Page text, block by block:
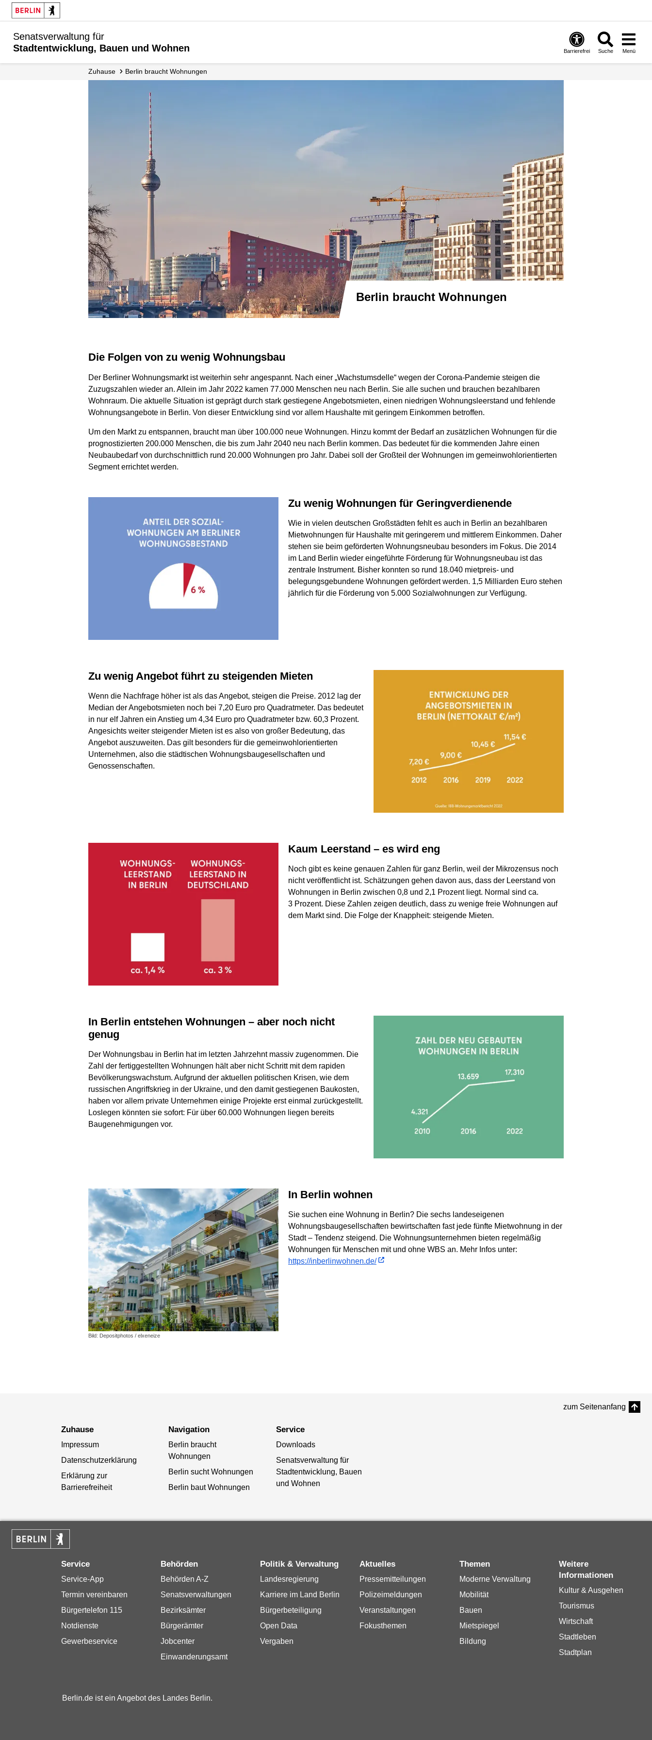
Senatsverwaltung für
Stadtentwicklung, Bauen und Wohnen
Barrierefrei Suche Menü
Zuhause Berlin braucht Wohnungen
Berlin braucht Wohnungen
Die Folgen von zu wenig Wohnungsbau
Der Berliner Wohnungsmarkt ist weiterhin sehr angespannt. Nach einer „Wachstumsdelle“ wegen der Corona-Pandemie steigen die
Zuzugszahlen wieder an. Allein im Jahr 2022 kamen 77.000 Menschen neu nach Berlin. Sie alle suchen und brauchen bezahlbaren
Wohnraum. Die aktuelle Situation ist geprägt durch stark gestiegene Angebotsmieten, einen niedrigen Wohnungsleerstand und fehlende
Wohnungsangebote in Berlin. Von dieser Entwicklung sind vor allem Haushalte mit geringem Einkommen betroffen.
Um den Markt zu entspannen, braucht man über 100.000 neue Wohnungen. Hinzu kommt der Bedarf an zusätzlichen Wohnungen für die
prognostizierten 200.000 Menschen, die bis zum Jahr 2040 neu nach Berlin kommen. Das bedeutet für die kommenden Jahre einen
Neubaubedarf von durchschnittlich rund 20.000 Wohnungen pro Jahr. Dabei soll der Großteil der Wohnungen im gemeinwohlorientierten
Segment errichtet werden.
Zu wenig Wohnungen für Geringverdienende
Wie in vielen deutschen Großstädten fehlt es auch in Berlin an bezahlbaren
Mietwohnungen für Haushalte mit geringerem und mittlerem Einkommen. Daher
stehen sie beim geförderten Wohnungsneubau besonders im Fokus. Die 2014
im Land Berlin wieder eingeführte Förderung für Wohnungsneubau ist das
zentrale Instrument. Bisher konnten so rund 18.040 mietpreis- und
belegungsgebundene Wohnungen gefördert werden. 1,5 Milliarden Euro stehen
jährlich für die Förderung von 5.000 Sozialwohnungen zur Verfügung.
Zu wenig Angebot führt zu steigenden Mieten
Wenn die Nachfrage höher ist als das Angebot, steigen die Preise. 2012 lag der
Median der Angebotsmieten noch bei 7,20 Euro pro Quadratmeter. Das bedeutet
in nur elf Jahren ein Anstieg um 4,34 Euro pro Quadratmeter bzw. 60,3 Prozent.
Angesichts weiter steigender Mieten ist es also von großer Bedeutung, das
Angebot auszuweiten. Das gilt besonders für die gemeinwohlorientierten
Unternehmen, also die städtischen Wohnungsbaugesellschaften und
Genossenschaften.
Kaum Leerstand – es wird eng
Noch gibt es keine genauen Zahlen für ganz Berlin, weil der Mikrozensus noch
nicht veröffentlicht ist. Schätzungen gehen davon aus, dass der Leerstand von
Wohnungen in Berlin zwischen 0,8 und 2,1 Prozent liegt. Normal sind ca.
3 Prozent. Diese Zahlen zeigen deutlich, dass zu wenige freie Wohnungen auf
dem Markt sind. Die Folge der Knappheit: steigende Mieten.
In Berlin entstehen Wohnungen – aber noch nicht
genug
Der Wohnungsbau in Berlin hat im letzten Jahrzehnt massiv zugenommen. Die
Zahl der fertiggestellten Wohnungen hält aber nicht Schritt mit dem rapiden
Bevölkerungswachstum. Aufgrund der aktuellen politischen Krisen, wie dem
russischen Angriffskrieg in der Ukraine, und den damit gestiegenen Baukosten,
haben vor allem private Unternehmen einige Projekte erst einmal zurückgestellt.
Loslegen könnten sie sofort: Für über 60.000 Wohnungen liegen bereits
Baugenehmigungen vor.
Bild: Depositphotos / elxeneize
In Berlin wohnen
Sie suchen eine Wohnung in Berlin? Die sechs landeseigenen
Wohnungsbaugesellschaften bewirtschaften fast jede fünfte Mietwohnung in der
Stadt – Tendenz steigend. Die Wohnungsunternehmen bieten regelmäßig
Wohnungen für Menschen mit und ohne WBS an. Mehr Infos unter:
https://inberlinwohnen.de/
zum Seitenanfang
Zuhause
Impressum
Datenschutzerklärung
Erklärung zur
Barrierefreiheit
Navigation
Berlin braucht
Wohnungen
Berlin sucht Wohnungen
Berlin baut Wohnungen
Service
Downloads
Senatsverwaltung für
Stadtentwicklung, Bauen
und Wohnen
Service
Service-App
Termin vereinbaren
Bürgertelefon 115
Notdienste
Gewerbeservice
Behörden
Behörden A-Z
Senatsverwaltungen
Bezirksämter
Bürgerämter
Jobcenter
Einwanderungsamt
Politik & Verwaltung
Landesregierung
Karriere im Land Berlin
Bürgerbeteiligung
Open Data
Vergaben
Aktuelles
Pressemitteilungen
Polizeimeldungen
Veranstaltungen
Fokusthemen
Themen
Moderne Verwaltung
Mobilität
Bauen
Mietspiegel
Bildung
Weitere
Informationen
Kultur & Ausgehen
Tourismus
Wirtschaft
Stadtleben
Stadtplan
Berlin.de ist ein Angebot des Landes Berlin.